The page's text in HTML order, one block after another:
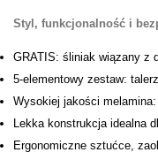
Styl, funkcjonalność i
GRATIS: śliniak wiązany z
5-elementowy zestaw:
Wysokiej jakości
Lekka konstrukcja idealna
Ergonomiczne sztućce,